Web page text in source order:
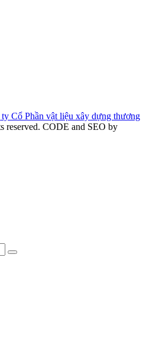
Cổ Phần vật liệu xây dựng thương
reserved. CODE and SEO by